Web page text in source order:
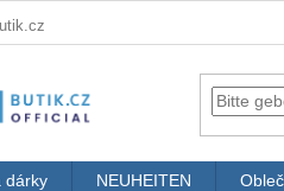
dárky NEUHEITEN